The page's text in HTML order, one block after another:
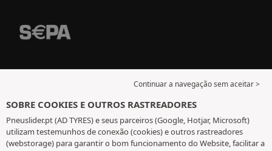
Continuar a navegação sem aceitar >
SOBRE COOKIES E OUTROS RASTREADORES
Pneuslider.pt (AD TYRES) e seus parceiros (Google, Hotjar, Microsoft)
utilizam testemunhos de conexão (cookies) e outros rastreadores
(webstorage) para garantir o bom funcionamento do Website, facilitar a